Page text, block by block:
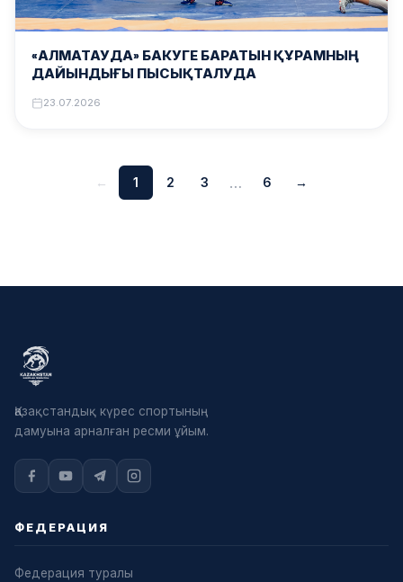
«АЛМАТАУДА» БАКУГЕ БАРАТЫН ҚҰРАМНЫҢ
ДАЙЫНДЫҒЫ ПЫСЫҚТАЛУДА
23.07.2026
← 1 2 3 … 6 →
Қазақстандық күрес спортының
дамуына арналған ресми ұйым.
ФЕДЕРАЦИЯ
Федерация туралы